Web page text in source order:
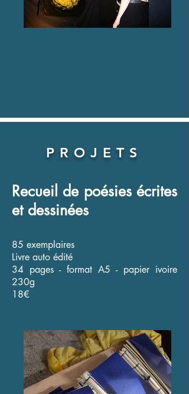
PROJETS
Recueil de poésies écrites
et dessinées
85 exemplaires
Livre auto édité
34 pages - format A5 - papier ivoire
230g
18€